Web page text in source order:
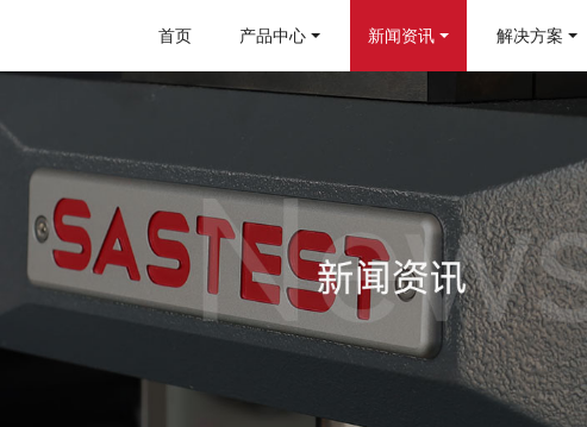
首页 产品中心 新闻资讯 解决方案